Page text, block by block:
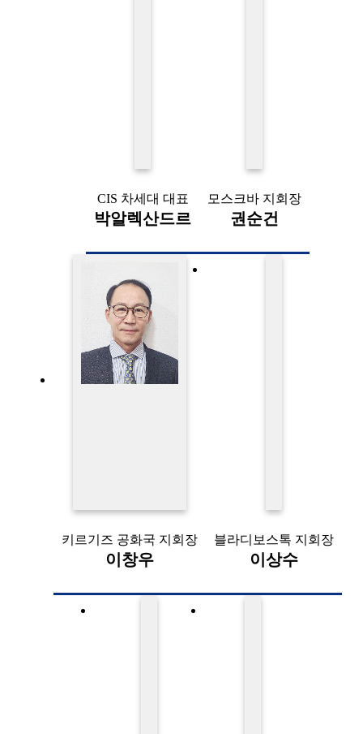
CIS 차세대 대표
박알렉산드르
모스크바 지회장
권순건
키르기즈 공화국 지회장
이창우
블라디보스톡 지회장
이상수